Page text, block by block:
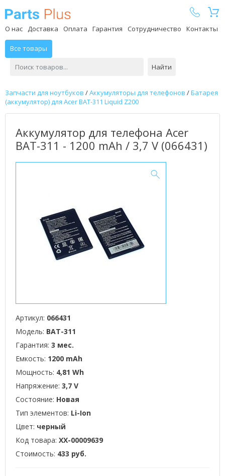
О нас Доставка Оплата Гарантия Сотрудничество Контакты
Все товары
Найти
Запчасти для ноутбуков /Аккумуляторы для телефонов /Батарея
(аккумулятор) для Acer BAT-311 Liquid Z200
Аккумулятор для телефона Acer
BAT-311 - 1200 mAh / 3,7 V (066431)
Артикул: 066431
Модель: BAT-311
Гарантия: 3 мес.
Емкость: 1200 mAh
Мощность: 4,81 Wh
Напряжение: 3,7 V
Состояние: Новая
Тип элементов: Li-Ion
Цвет: черный
Код товара: XX-00009639
Стоимость: 433 руб.